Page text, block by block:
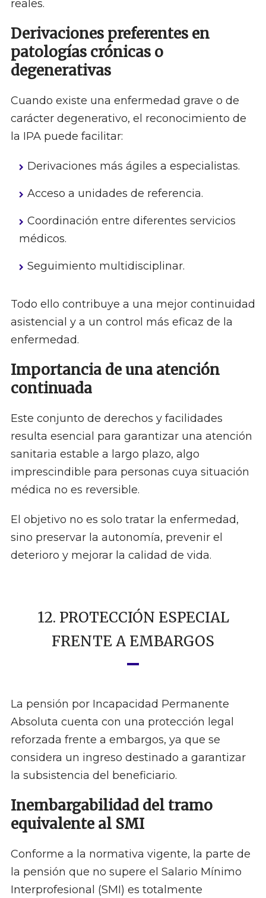
reales.
Derivaciones preferentes en
patologías crónicas o
degenerativas
Cuando existe una enfermedad grave o de
carácter degenerativo, el reconocimiento de
la IPA puede facilitar:
Derivaciones más ágiles a especialistas.
Acceso a unidades de referencia.
Coordinación entre diferentes servicios
médicos.
Seguimiento multidisciplinar.
Todo ello contribuye a una mejor continuidad
asistencial y a un control más eficaz de la
enfermedad.
Importancia de una atención
continuada
Este conjunto de derechos y facilidades
resulta esencial para garantizar una atención
sanitaria estable a largo plazo, algo
imprescindible para personas cuya situación
médica no es reversible.
El objetivo no es solo tratar la enfermedad,
sino preservar la autonomía, prevenir el
deterioro y mejorar la calidad de vida.
12. PROTECCIÓN ESPECIAL
FRENTE A EMBARGOS
La pensión por Incapacidad Permanente
Absoluta cuenta con una protección legal
reforzada frente a embargos, ya que se
considera un ingreso destinado a garantizar
la subsistencia del beneficiario.
Inembargabilidad del tramo
equivalente al SMI
Conforme a la normativa vigente, la parte de
la pensión que no supere el Salario Mínimo
Interprofesional (SMI) es totalmente